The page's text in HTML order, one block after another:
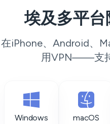
埃及多平
在iPhone、Android、
用VPN——支持
Windows macOS